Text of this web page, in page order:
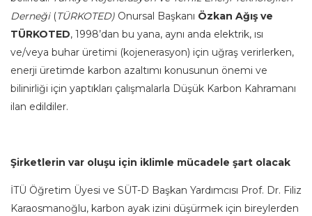
Derneği (TÜRKOTED) Onursal Başkanı Özkan Ağış ve
TÜRKOTED, 1998’dan bu yana, aynı anda elektrik, ısı
ve/veya buhar üretimi (kojenerasyon) için uğraş verirlerken,
enerji üretimde karbon azaltımı konusunun önemi ve
bilinirliği için yaptıkları çalışmalarla Düşük Karbon Kahramanı
ilan edildiler.
Şirketlerin var oluşu için iklimle mücadele şart olacak
İTÜ Öğretim Üyesi ve SÜT-D Başkan Yardımcısı Prof. Dr. Filiz
Karaosmanoğlu, karbon ayak izini düşürmek için bireylerden